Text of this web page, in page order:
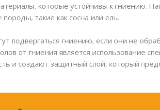
которые устойчивы к гниению.
такие как сосна или ель.
подвергаться гниению, если они не
от гниения является использование
и создают защитный слой, который